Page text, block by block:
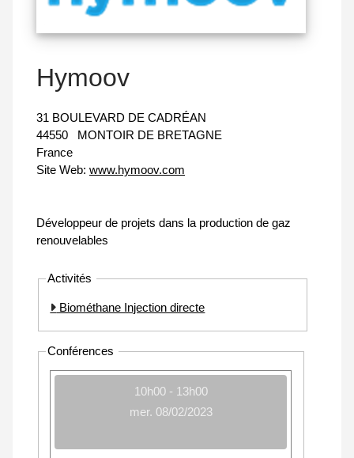
Hymoov
31 BOULEVARD DE CADRÉAN
44550
MONTOIR DE BRETAGNE
France
Site Web: www.hymoov.com
Développeur de projets dans la production de gaz
renouvelables
Activités
Biométhane Injection directe
Conférences
10h00 - 13h00
mer. 08/02/2023